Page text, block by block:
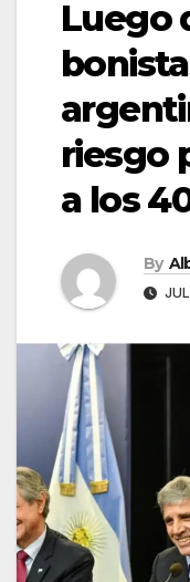
Luego
riesgo
a los
By